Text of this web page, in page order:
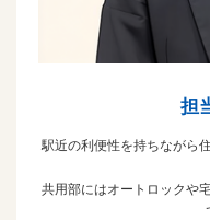
担
駅近の利便性を持ちながら
共用部にはオートロックや